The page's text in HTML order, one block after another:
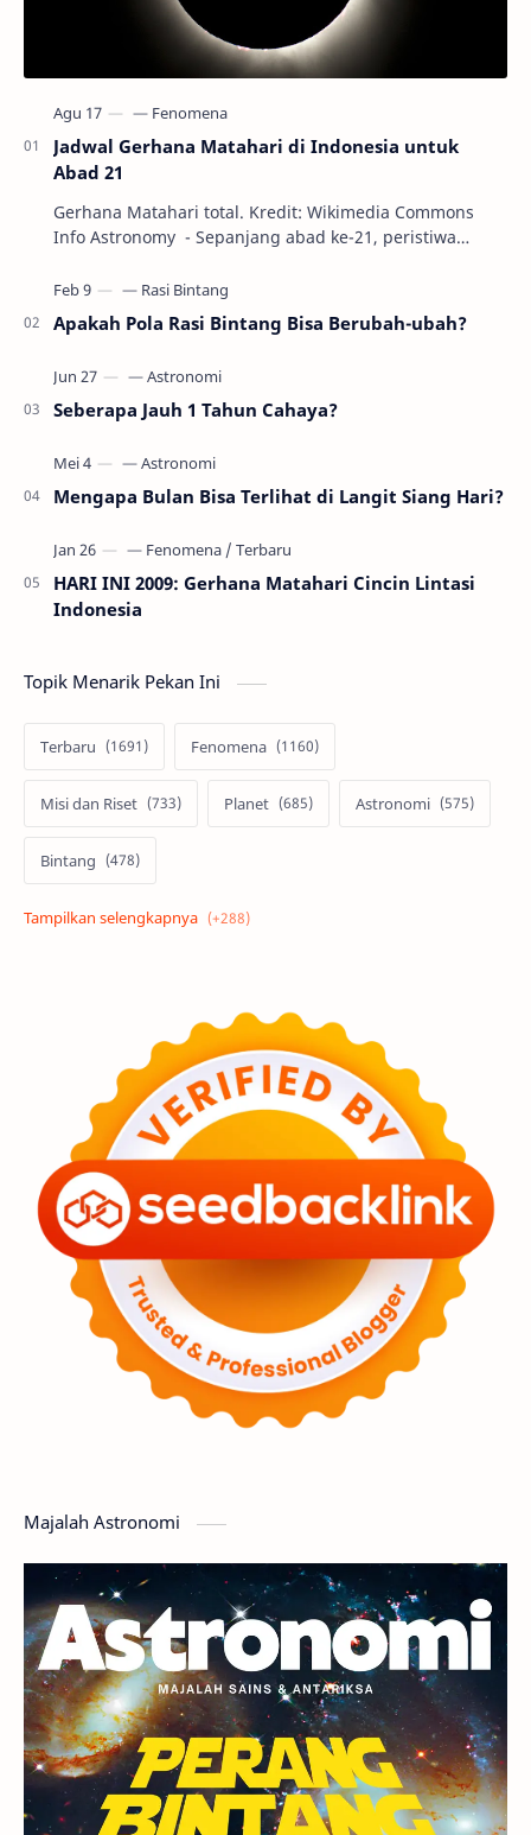
Jadwal Gerhana Matahari di Indonesia untuk
Abad 21
Gerhana Matahari total. Kredit: Wikimedia Commons
Info Astronomy - Sepanjang abad ke-21, peristiwa
Apakah Pola Rasi Bintang Bisa Berubah-ubah?
Seberapa Jauh 1 Tahun Cahaya?
Mengapa Bulan Bisa Terlihat di Langit Siang Hari?
HARI INI 2009: Gerhana Matahari Cincin Lintasi
Indonesia
Topik Menarik Pekan Ini
Terbaru Fenomena
Misi dan Riset Planet Astronomi
Bintang
Alam semesta Galaksi
Tata Surya Hype
Asteroid Observasi
Premium Komet Bulan
Penelitian Serba-serbi Satelit
Luar Angkasa Video Aurora
Supernova Nebula Sponsored
Featured Mars
GMT 2016
Planet Kerdil Bumi Pengetahuan
Berita Hujan Meteor Satelit Alami
Rasi Bintang Teleskop Saturnus
GBT 2018 UFO Advertorial
Astrofotografi
Majalah Astronomi